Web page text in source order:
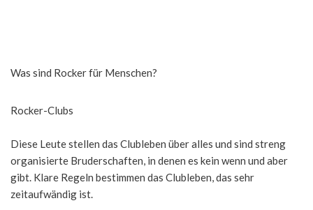
Was sind Rocker für Menschen?
Rocker-Clubs
Diese Leute stellen das Clubleben über alles und sind streng
organisierte Bruderschaften, in denen es kein wenn und aber
gibt. Klare Regeln bestimmen das Clubleben, das sehr
zeitaufwändig ist.